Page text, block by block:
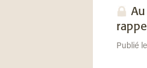
Publié